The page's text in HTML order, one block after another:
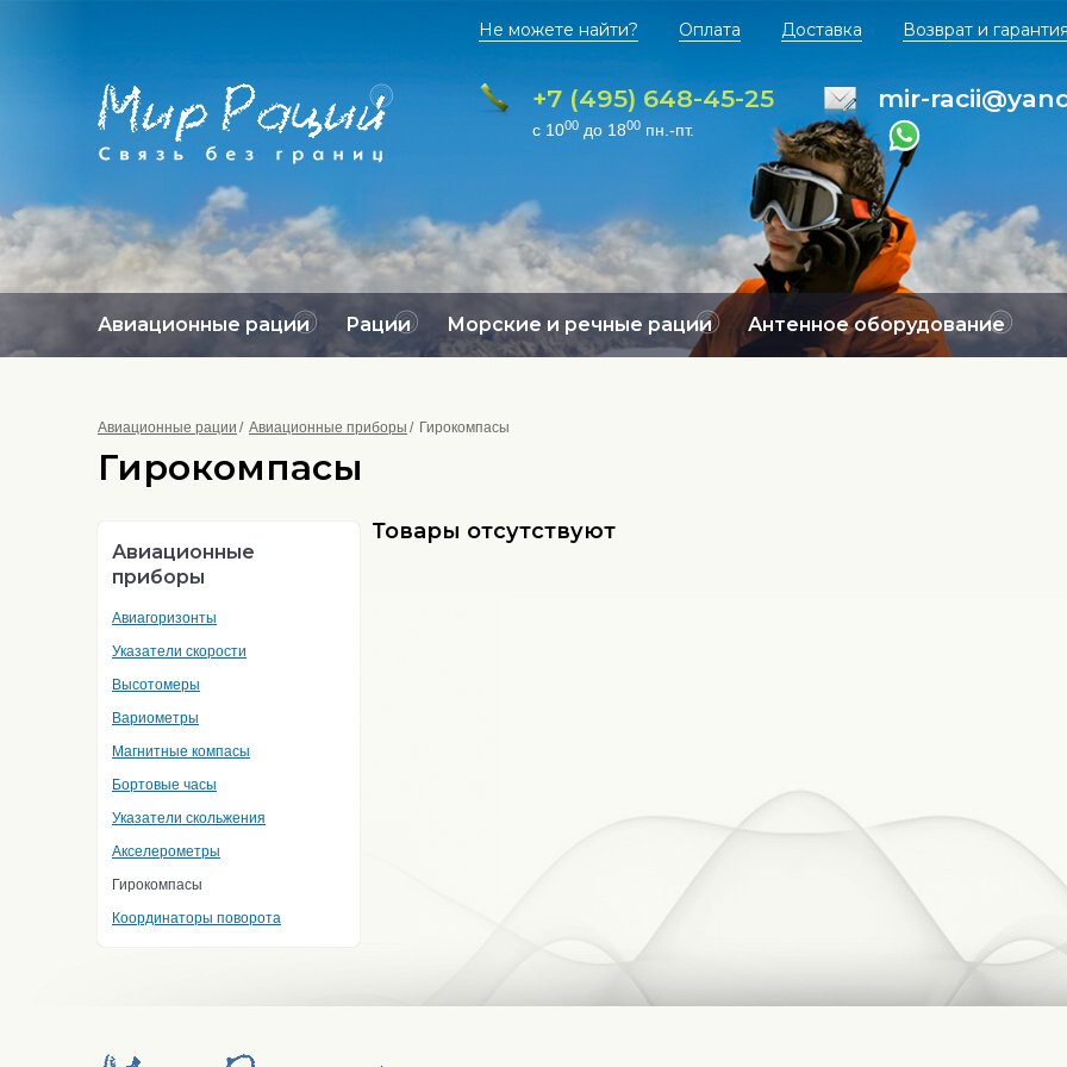
Не можете найти? Оплата Доставка Возврат и гарантия
+7 (495) 648-45-25
с 1000 до 1800 пн.-пт.
mir-
Авиационные рации Рации Морские и речные рации Антенное оборудование
Авиационные рации Авиационные приборы Гирокомпасы
Гирокомпасы
Авиационные
приборы
Авиагоризонты
Указатели скорости
Высотомеры
Вариометры
Магнитные компасы
Бортовые часы
Указатели скольжения
Акселерометры
Гирокомпасы
Координаторы поворота
Товары отсутствуют